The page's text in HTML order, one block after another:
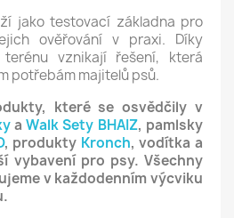
jako testovací základna pro
ověřování v praxi. Díky
vznikají řešení, která
potřebám majitelů psů.
které se osvědčily v
aWalk Sety BHAIZ, pamlsky
, produkty Kronch, vodítka a
vybavení pro psy.Všechny
v každodenním výcviku